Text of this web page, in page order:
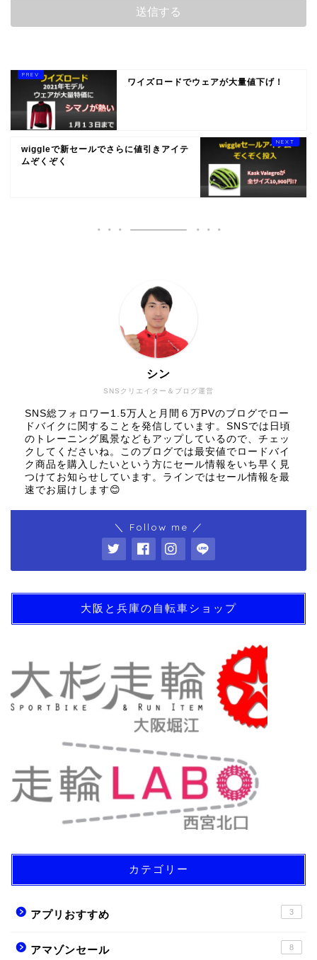
ワイズロードでウェアが大量値下げ！
wiggleで新セールでさらに値引きアイテ
ムぞくぞく
SNSクリエイター＆ブログ運営
シン
SNS総フォロワー1.5万人と月間６万PVのブログでロー
ドバイクに関することを発信しています。SNSでは日頃
のトレーニング風景などもアップしているので、チェッ
クしてくださいね。このブログでは最安値でロードバイ
ク商品を購入したいという方にセール情報をいち早く見
つけてお知らせしています。ラインではセール情報を最
速でお届けします😊
＼ Follow me ／
大阪と兵庫の自転車ショップ
カテゴリー
アプリおすすめ 3
アマゾンセール 8